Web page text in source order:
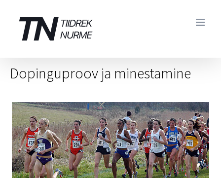
content
Dopinguproov ja minestamine